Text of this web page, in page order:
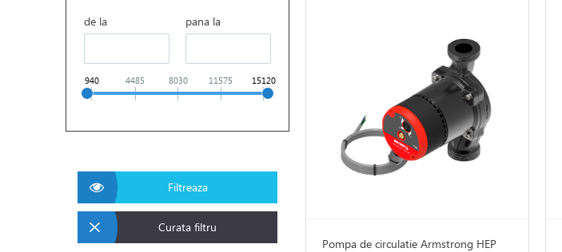
de la pana la
940 4485 8030 11575 15120
Filtreaza
Curata filtru
Pompa de circulatie Armstrong HEP